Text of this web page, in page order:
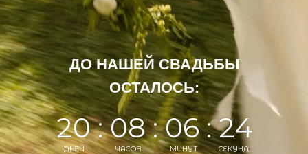
МИНУТ
ЧАСОВ
ДНЕЙ СЕКУНД
20 : 08 : 06 : 24
ДО НАШЕЙ СВАДЬБЫ
ОСТАЛОСЬ: